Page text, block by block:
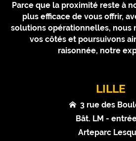
Parce que la proximité reste à
plus efficace de vous offrir,
solutions opérationnelles, nous
vos côtés et poursuivons
raisonnée, notre
LILLE
3 rue des
Bât. LM -
Arteparc